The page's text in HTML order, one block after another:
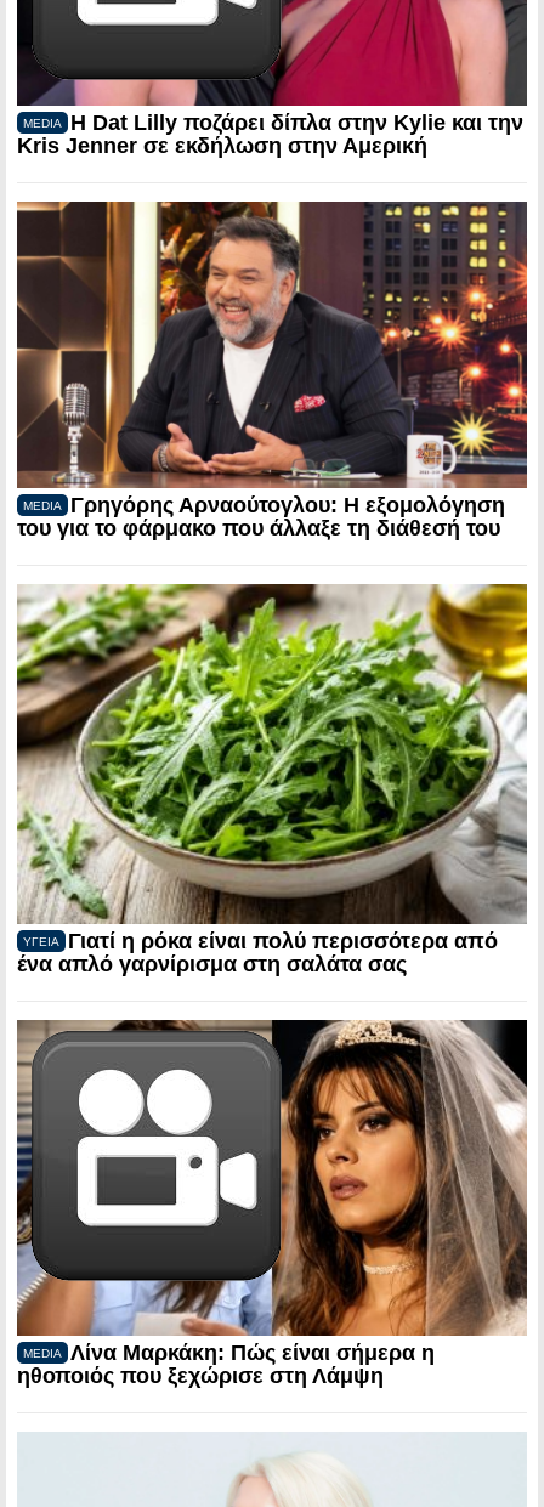
MEDIA
Η Dat Lilly ποζάρει δίπλα στην Kylie και την
Kris Jenner σε εκδήλωση στην Αμερική
MEDIA
Γρηγόρης Αρναούτογλου: Η εξομολόγηση
του για το φάρμακο που άλλαξε τη διάθεσή του
ΥΓΕΙΑ
Γιατί η ρόκα είναι πολύ περισσότερα από
ένα απλό γαρνίρισμα στη σαλάτα σας
MEDIA
Λίνα Μαρκάκη: Πώς είναι σήμερα η
ηθοποιός που ξεχώρισε στη Λάμψη